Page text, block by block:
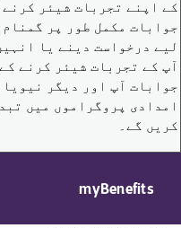
کے اپنے تجربات شیئر
جوابات مکمل طور پر
لیے درخواست دینے یا
آپ کے تجربات شیئر کرنے
جوابات آپ اور دیگر
امدادی پروگراموں میں
کریں گے۔
myBenefits